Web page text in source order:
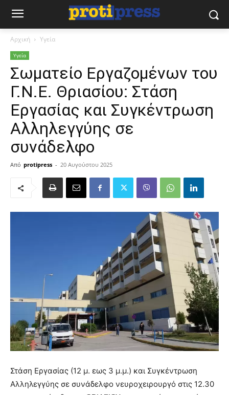
Αρχική Υγεία
Υγεία
Σωματείο Εργαζομένων του
Γ.Ν.Ε. Θριασίου: Στάση
Εργασίας και Συγκέντρωση
Αλληλεγγύης σε
συνάδελφο
Από protipress - 20 Αυγούστου 2025
Στάση Εργασίας (12 μ. εως 3 μ.μ.) και Συγκέντρωση
Αλληλεγγύης σε συνάδελφο νευροχειρουργό στις 12.30